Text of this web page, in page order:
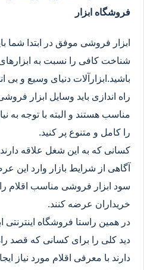
فروشگاه ابزار
ابزار فروشی موفق در ابتدا شما
شناخت کافی را نسبت به
باشید.ابزارآلات دنیای وسیع و بی
راه اندازی باید وسایل ابزار
مناسب هستند و البته با توجه به
را کامل و متنوع پر کنید.
کسانی که به این شغل علاقه دارند
آگاهی از شرایط بازار وارد
سود ابزار فروشی مناسب اقلام
خریداران عرضه کنند.
در همین راستا فروشگاه اینترنتی
دید کلی را برای کسانی که قصد
دارند با معرفی اقلام مورد نیاز